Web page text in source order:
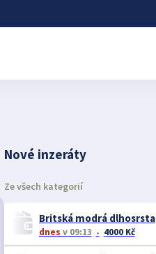
Nové inzeráty
Ze všech kategorií
Britská modrá dlhosrsta
dnes v 09:13 4000 Kč